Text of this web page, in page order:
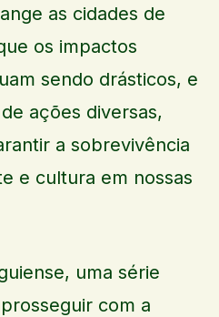
as cidades de
os impactos
sendo drásticos, e
ações diversas,
a sobrevivência
e cultura em nossas
uma série
com a